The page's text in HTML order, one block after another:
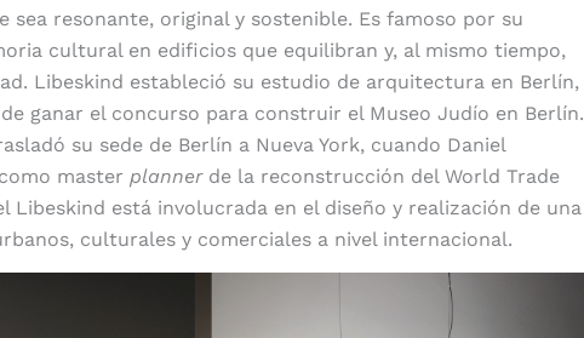
sea resonante, original y sostenible. Es famoso por su
cultural en edificios que equilibran y, al mismo tiempo,
Libeskind estableció su estudio de arquitectura en Berlín,
ganar el concurso para construir el Museo Judío en Berlín.
su sede de Berlín a Nueva York, cuando Daniel
master plannerde la reconstrucción del World Trade
Libeskind está involucrada en el diseño y realización de una
culturales y comerciales a nivel internacional.